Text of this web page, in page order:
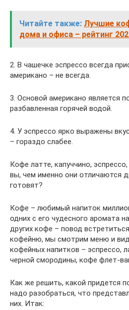
Читайте также: Лучшие
дома и офиса – рейтинг
2. В чашечке эспрессо всегда
американо – не всегда.
3. Основой американо является
разбавленная горячей водой.
4. У эспрессо ярко выражены
– гораздо слабее.
Кофе латте, капуччино,
вы, чем именно они отличаются
готовят?
Кофе – любимый напиток
одних с его чудесного аромата
других кофе – повод
кофейню, мы смотрим меню и
кофейных напитков – эспрессо,
черной смородины, кофе флет-
Как же решить, какой придется
надо разобраться, что
них. Итак: